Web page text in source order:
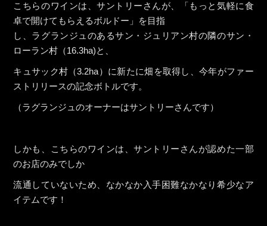
こちらのワインは、サントリーさんが、「もっと気軽に食
卓で開けてもらえるボルドー」を目指
し、ラグランジュのあるサン・ジュリアン村の隣のサン・
ローラン村（16.3ha)と、
キュサック村（3.2ha）に新たに畑を取得し、今年がファー
ストリリースの記念ボトルです。
（ラグランジュのオーナーはサントリーさんです）
しかも、こちらのワインは、サントリーさんが認めた一部
のお店のみでしか
流通していないため、なかなか入手困難なかなり希少なア
イテムです！